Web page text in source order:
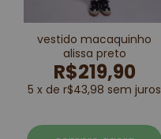
vestido macaquinho
alissa preto
R$219,90
5 x de r$43,98 sem juros